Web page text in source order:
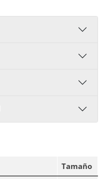
Tamaño